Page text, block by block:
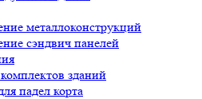
металлоконструкций
сэндвич панелей
зданий
падел корта